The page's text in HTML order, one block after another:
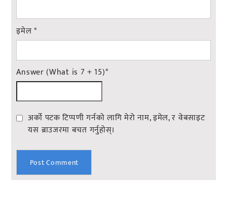
इमेल*
Answer (What is 7 + 15)*
अर्को पटक टिप्पणी गर्नको लागि मेरो नाम, इमेल, र वेबसाइट
यस ब्राउजरमा बचत गर्नुहोस्।